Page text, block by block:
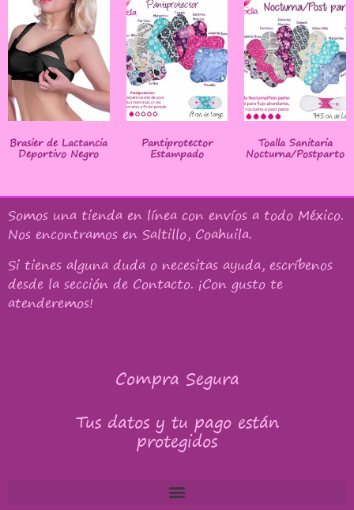
Brasier de Lactancia
Deportivo Negro
Pantiprotector
Estampado
Toalla Sanitaria
Nocturna/Postparto
Somos una tienda en línea con envíos a todo México.
Nos encontramos en Saltillo, Coahuila.
Si tienes alguna duda o necesitas ayuda, escríbenos
desde la sección de Contacto. ¡Con gusto te
atenderemos!
Compra Segura
Tus datos y tu pago están
protegidos